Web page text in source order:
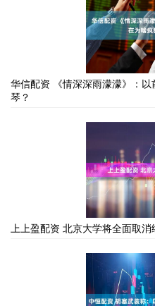
华信配资 《情深深雨濛濛》：
琴？
上上盈配资 北京大学将全面取消